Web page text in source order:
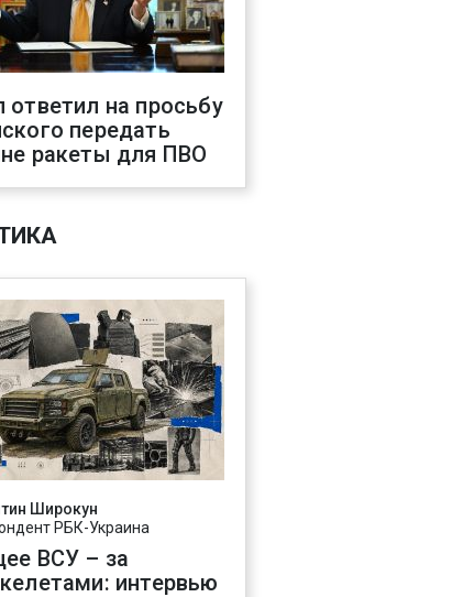
ответил на просьбу
передать
ракеты для ПВО
Широкун
РБК-Украина
ВСУ – за
интервью